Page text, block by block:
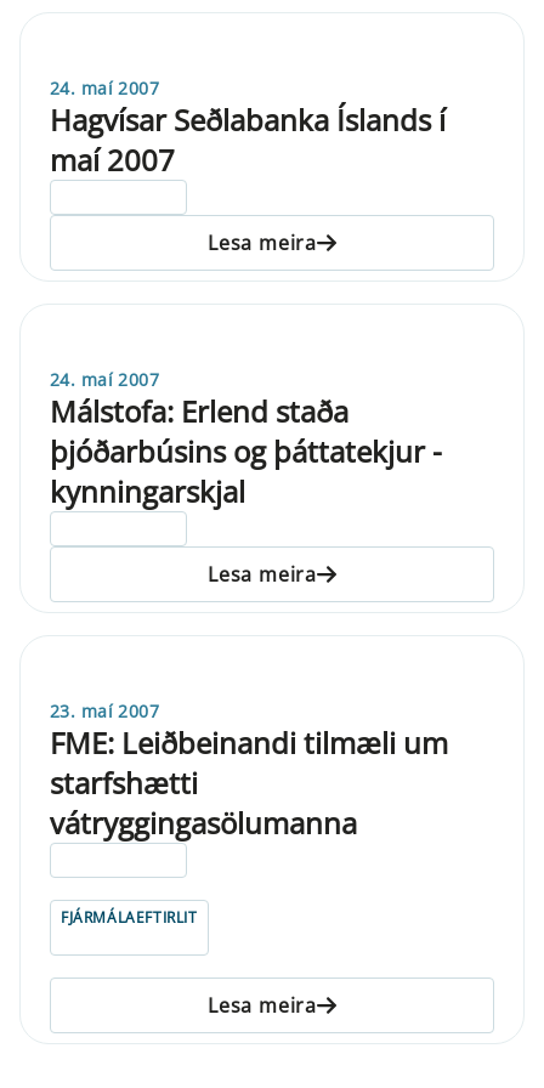
24. maí 2007
Hagvísar Seðlabanka Íslands í
maí 2007
Lesa meira
24. maí 2007
Málstofa: Erlend staða
þjóðarbúsins og þáttatekjur -
kynningarskjal
Lesa meira
23. maí 2007
FME: Leiðbeinandi tilmæli um
starfshætti
vátryggingasölumanna
FJÁRMÁLAEFTIRLIT
Lesa meira